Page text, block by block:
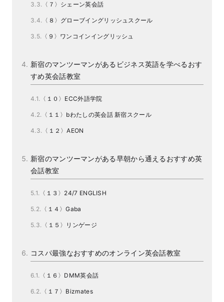
〈７〉シェーン英会話
〈８〉グローブイングリッシュスクール
〈９〉ワンコインイングリッシュ
新宿のマンツーマンがあるビジネス英語を学べるおす
すめ英会話教室
〈１０〉ECC外語学院
〈１１〉bわたしの英会話 新宿スクール
〈１２〉AEON
新宿のマンツーマンがある早朝から通えるおすすめ英
会話教室
〈１３〉24/7 ENGLISH
〈１４〉Gaba
〈１５〉リンゲージ
コスパ最強なおすすめのオンライン英会話教室
〈１６〉DMM英会話
〈１７〉Bizmates